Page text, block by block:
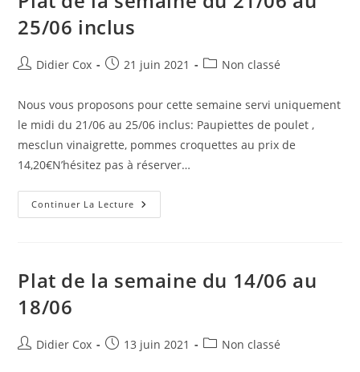
25/06 inclus
Didier Cox 21 juin 2021 Non classé
Nous vous proposons pour cette semaine servi uniquement
le midi du 21/06 au 25/06 inclus: Paupiettes de poulet ,
mesclun vinaigrette, pommes croquettes au prix de
14,20€N’hésitez pas à réserver…
Continuer La Lecture
Plat de la semaine du 14/06 au
18/06
Didier Cox 13 juin 2021 Non classé